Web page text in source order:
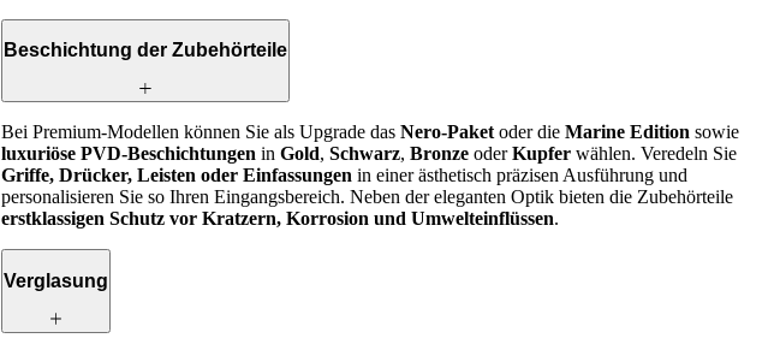
Beschichtung der Zubehörteile
Bei Premium-Modellen können Sie als Upgrade das Nero-Paket oder die Marine Edition sowie
luxuriöse PVD-Beschichtungen in Gold, Schwarz, Bronze oderKupfer wählen. Veredeln Sie
Griffe, Drücker, Leisten oder Einfassungen in einer ästhetisch präzisen Ausführung und
personalisieren Sie so Ihren Eingangsbereich. Neben der eleganten Optik bieten die Zubehörteile
erstklassigen Schutz vor Kratzern, Korrosion und Umwelteinflüssen.
Verglasung